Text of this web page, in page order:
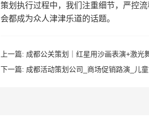
策划执行过程中，我们注重细节，严控
会都成为众人津津乐道的话题。
上一篇: 成都公关策划｜红星用沙画表演+激光
下一篇: 成都活动策划公司_商场促销路演_儿